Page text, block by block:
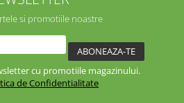
si promotiile noastre
cu promotiile magazinului.
de Confidentialitate